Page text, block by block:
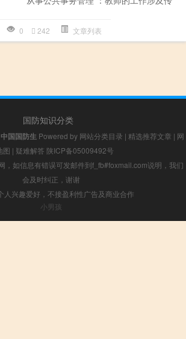
0 242 文章列表
国防知识分类
中国国防生 Powered by 网站分类目录 | 精选推荐文章 | 网
图 | 疑难解答 陕ICP备05009492号
，如信息有错误可发邮件到f_fb#foxmail.com说明，我们
会及时纠正，谢谢
人兴趣爱好，不接盈利性广告及商业合作
小男孩